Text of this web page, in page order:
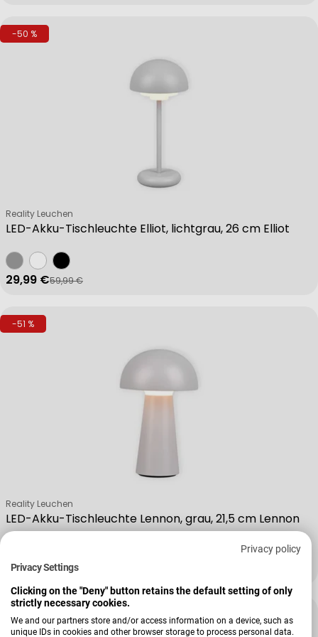
Privacy policy
Privacy Settings
Clicking on the "Deny" button retains the default setting of only
strictly necessary cookies.
We and our partners store and/or access information on a device, such as
unique IDs in cookies and other browser storage to process personal data.
-50 %
LED-Akku-Tischleuchte Elliot, lichtgrau, 26 cm Elliot
Verkäufer:
Reality Leuchen
Verkaufspreis
29,99 €
Regulärer Preis
59,99 €
-51 %
LED-Akku-Tischleuchte Lennon, grau, 21,5 cm Lennon
Verkäufer:
Reality Leuchen
Verkaufspreis
25,00 €
Regulärer Preis
51,99 €